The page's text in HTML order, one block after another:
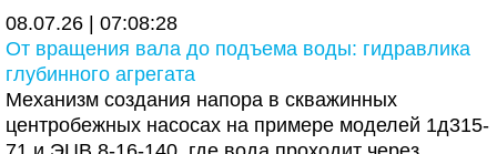
08.07.26 | 07:08:28
От вращения вала до подъема воды: гидравлика
глубинного агрегата
Механизм создания напора в скважинных
центробежных насосах на примере моделей 1д315-